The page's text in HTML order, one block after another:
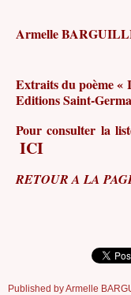
Armelle
Extraits du poème
Editions Saint-
Pour consulter la
ICI
RETOUR A LA
Published by Armelle